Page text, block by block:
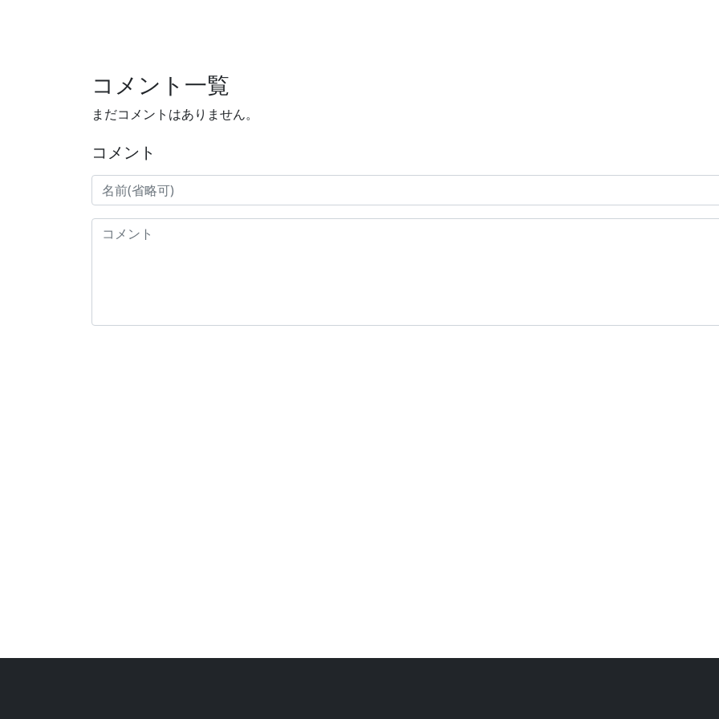
コメント一覧
まだコメントはありません。
コメント